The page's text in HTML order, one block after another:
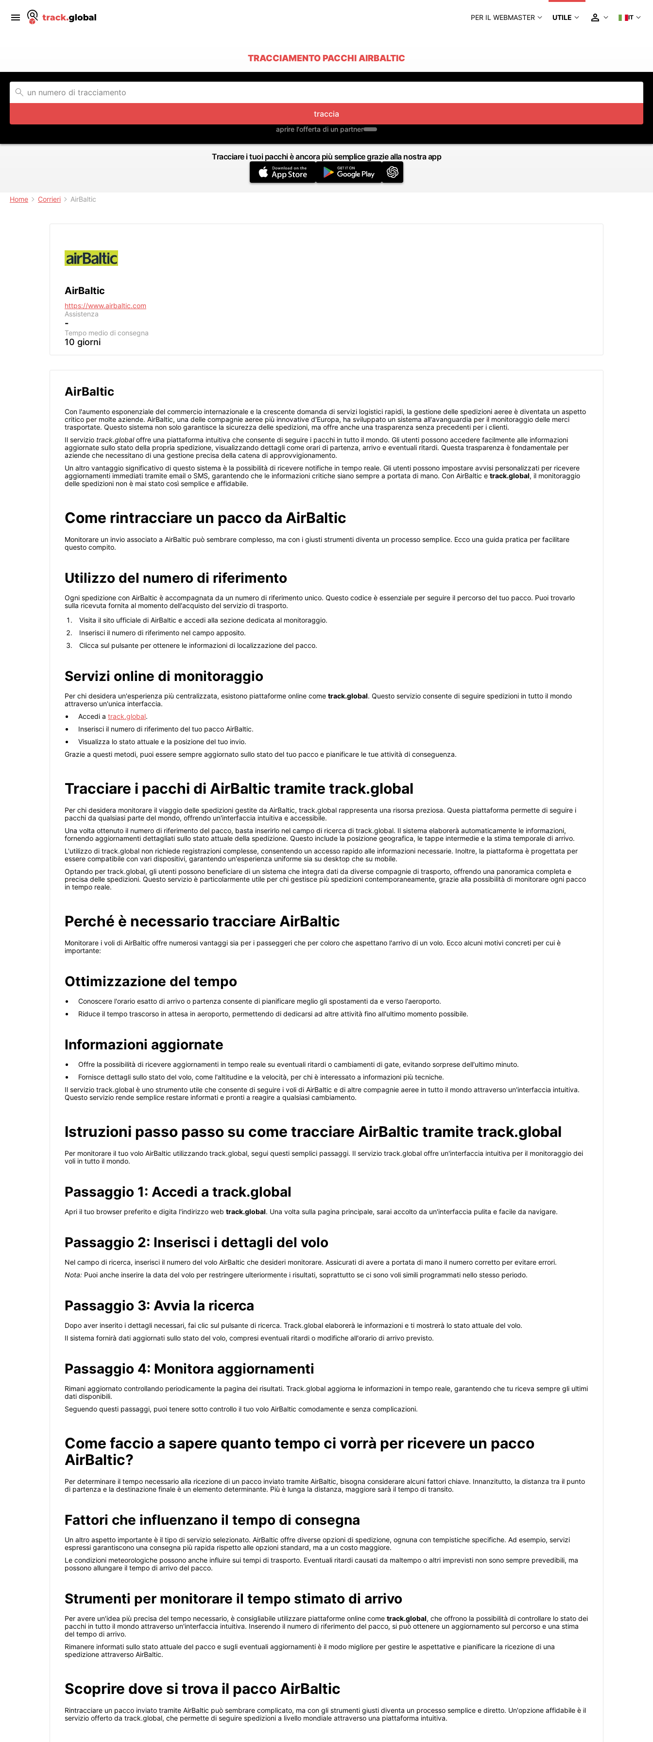
PER IL WEBMASTER UTILE IT
TRACCIAMENTO PACCHI AIRBALTIC
traccia
aprire l'offerta di un partner
Tracciare i tuoi pacchi è ancora più semplice grazie alla nostra app
Home Corrieri AirBaltic
AirBaltic
https://www.airbaltic.com
Assistenza
-
Tempo medio di consegna
10 giorni
AirBaltic
Con l'aumento esponenziale del commercio internazionale e la crescente domanda di servizi logistici rapidi, la gestione delle spedizioni aeree è diventata un aspetto
critico per molte aziende. AirBaltic, una delle compagnie aeree più innovative d'Europa, ha sviluppato un sistema all'avanguardia per il monitoraggio delle merci
trasportate. Questo sistema non solo garantisce la sicurezza delle spedizioni, ma offre anche una trasparenza senza precedenti per i clienti.
Il servizio track.globaloffre una piattaforma intuitiva che consente di seguire i pacchi in tutto il mondo. Gli utenti possono accedere facilmente alle informazioni
aggiornate sullo stato della propria spedizione, visualizzando dettagli come orari di partenza, arrivo e eventuali ritardi. Questa trasparenza è fondamentale per
aziende che necessitano di una gestione precisa della catena di approvvigionamento.
Un altro vantaggio significativo di questo sistema è la possibilità di ricevere notifiche in tempo reale. Gli utenti possono impostare avvisi personalizzati per ricevere
aggiornamenti immediati tramite email o SMS, garantendo che le informazioni critiche siano sempre a portata di mano. Con AirBaltic e track.global, il monitoraggio
delle spedizioni non è mai stato così semplice e affidabile.
Come rintracciare un pacco da AirBaltic
Monitorare un invio associato a AirBaltic può sembrare complesso, ma con i giusti strumenti diventa un processo semplice. Ecco una guida pratica per facilitare
questo compito.
Utilizzo del numero di riferimento
Ogni spedizione con AirBaltic è accompagnata da un numero di riferimento unico. Questo codice è essenziale per seguire il percorso del tuo pacco. Puoi trovarlo
sulla ricevuta fornita al momento dell'acquisto del servizio di trasporto.
Visita il sito ufficiale di AirBaltic e accedi alla sezione dedicata al monitoraggio.
Inserisci il numero di riferimento nel campo apposito.
Clicca sul pulsante per ottenere le informazioni di localizzazione del pacco.
Servizi online di monitoraggio
Per chi desidera un'esperienza più centralizzata, esistono piattaforme online come track.global. Questo servizio consente di seguire spedizioni in tutto il mondo
attraverso un'unica interfaccia.
Accedi a track.global.
Inserisci il numero di riferimento del tuo pacco AirBaltic.
Visualizza lo stato attuale e la posizione del tuo invio.
Grazie a questi metodi, puoi essere sempre aggiornato sullo stato del tuo pacco e pianificare le tue attività di conseguenza.
Tracciare i pacchi di AirBaltic tramite track.global
Per chi desidera monitorare il viaggio delle spedizioni gestite da AirBaltic, track.global rappresenta una risorsa preziosa. Questa piattaforma permette di seguire i
pacchi da qualsiasi parte del mondo, offrendo un'interfaccia intuitiva e accessibile.
Una volta ottenuto il numero di riferimento del pacco, basta inserirlo nel campo di ricerca di track.global. Il sistema elaborerà automaticamente le informazioni,
fornendo aggiornamenti dettagliati sullo stato attuale della spedizione. Questo include la posizione geografica, le tappe intermedie e la stima temporale di arrivo.
L'utilizzo di track.global non richiede registrazioni complesse, consentendo un accesso rapido alle informazioni necessarie. Inoltre, la piattaforma è progettata per
essere compatibile con vari dispositivi, garantendo un'esperienza uniforme sia su desktop che su mobile.
Optando per track.global, gli utenti possono beneficiare di un sistema che integra dati da diverse compagnie di trasporto, offrendo una panoramica completa e
precisa delle spedizioni. Questo servizio è particolarmente utile per chi gestisce più spedizioni contemporaneamente, grazie alla possibilità di monitorare ogni pacco
in tempo reale.
Perché è necessario tracciare AirBaltic
Monitorare i voli di AirBaltic offre numerosi vantaggi sia per i passeggeri che per coloro che aspettano l'arrivo di un volo. Ecco alcuni motivi concreti per cui è
importante:
Ottimizzazione del tempo
Conoscere l'orario esatto di arrivo o partenza consente di pianificare meglio gli spostamenti da e verso l'aeroporto.
Riduce il tempo trascorso in attesa in aeroporto, permettendo di dedicarsi ad altre attività fino all'ultimo momento possibile.
Informazioni aggiornate
Offre la possibilità di ricevere aggiornamenti in tempo reale su eventuali ritardi o cambiamenti di gate, evitando sorprese dell'ultimo minuto.
Fornisce dettagli sullo stato del volo, come l'altitudine e la velocità, per chi è interessato a informazioni più tecniche.
Il servizio track.global è uno strumento utile che consente di seguire i voli di AirBaltic e di altre compagnie aeree in tutto il mondo attraverso un'interfaccia intuitiva.
Questo servizio rende semplice restare informati e pronti a reagire a qualsiasi cambiamento.
Istruzioni passo passo su come tracciare AirBaltic tramite track.global
Per monitorare il tuo volo AirBaltic utilizzando track.global, segui questi semplici passaggi. Il servizio track.global offre un'interfaccia intuitiva per il monitoraggio dei
voli in tutto il mondo.
Passaggio 1: Accedi a track.global
Apri il tuo browser preferito e digita l'indirizzo web track.global. Una volta sulla pagina principale, sarai accolto da un'interfaccia pulita e facile da navigare.
Passaggio 2: Inserisci i dettagli del volo
Nel campo di ricerca, inserisci il numero del volo AirBaltic che desideri monitorare. Assicurati di avere a portata di mano il numero corretto per evitare errori.
Nota: Puoi anche inserire la data del volo per restringere ulteriormente i risultati, soprattutto se ci sono voli simili programmati nello stesso periodo.
Passaggio 3: Avvia la ricerca
Dopo aver inserito i dettagli necessari, fai clic sul pulsante di ricerca. Track.global elaborerà le informazioni e ti mostrerà lo stato attuale del volo.
Il sistema fornirà dati aggiornati sullo stato del volo, compresi eventuali ritardi o modifiche all'orario di arrivo previsto.
Passaggio 4: Monitora aggiornamenti
Rimani aggiornato controllando periodicamente la pagina dei risultati. Track.global aggiorna le informazioni in tempo reale, garantendo che tu riceva sempre gli ultimi
dati disponibili.
Seguendo questi passaggi, puoi tenere sotto controllo il tuo volo AirBaltic comodamente e senza complicazioni.
Come faccio a sapere quanto tempo ci vorrà per ricevere un pacco
AirBaltic?
Per determinare il tempo necessario alla ricezione di un pacco inviato tramite AirBaltic, bisogna considerare alcuni fattori chiave. Innanzitutto, la distanza tra il punto
di partenza e la destinazione finale è un elemento determinante. Più è lunga la distanza, maggiore sarà il tempo di transito.
Fattori che influenzano il tempo di consegna
Un altro aspetto importante è il tipo di servizio selezionato. AirBaltic offre diverse opzioni di spedizione, ognuna con tempistiche specifiche. Ad esempio, servizi
espressi garantiscono una consegna più rapida rispetto alle opzioni standard, ma a un costo maggiore.
Le condizioni meteorologiche possono anche influire sui tempi di trasporto. Eventuali ritardi causati da maltempo o altri imprevisti non sono sempre prevedibili, ma
possono allungare il tempo di arrivo del pacco.
Strumenti per monitorare il tempo stimato di arrivo
Per avere un'idea più precisa del tempo necessario, è consigliabile utilizzare piattaforme online come track.global, che offrono la possibilità di controllare lo stato dei
pacchi in tutto il mondo attraverso un'interfaccia intuitiva. Inserendo il numero di riferimento del pacco, si può ottenere un aggiornamento sul percorso e una stima
del tempo di arrivo.
Rimanere informati sullo stato attuale del pacco e sugli eventuali aggiornamenti è il modo migliore per gestire le aspettative e pianificare la ricezione di una
spedizione attraverso AirBaltic.
Scoprire dove si trova il pacco AirBaltic
Rintracciare un pacco inviato tramite AirBaltic può sembrare complicato, ma con gli strumenti giusti diventa un processo semplice e diretto. Un'opzione affidabile è il
servizio offerto da track.global, che permette di seguire spedizioni a livello mondiale attraverso una piattaforma intuitiva.